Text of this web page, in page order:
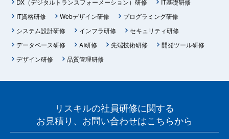
DX（デジタルトランスフォーメーション）研修
IT基礎研修
IT資格研修
Webデザイン研修
プログラミング研修
システム設計研修
インフラ研修
セキュリティ研修
データベース研修
AI研修 先端技術研修
開発ツール研修
デザイン研修
品質管理研修
リスキルの社員研修に関する
お見積り、お問い合わせはこちらから